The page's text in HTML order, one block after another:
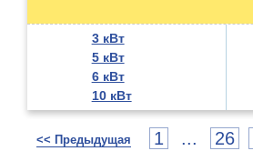
3 кВт
5 кВт
6 кВт
10 кВт
<< Предыдущая 1 ... 26